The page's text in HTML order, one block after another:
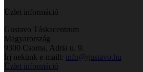
Üzlet információ
Gustavo Táskacentrum
Magyarország
9300 Csorna, Adria u. 9.
Írj nekünk e-mailt: info@gustavo.hu
Üzlet információ